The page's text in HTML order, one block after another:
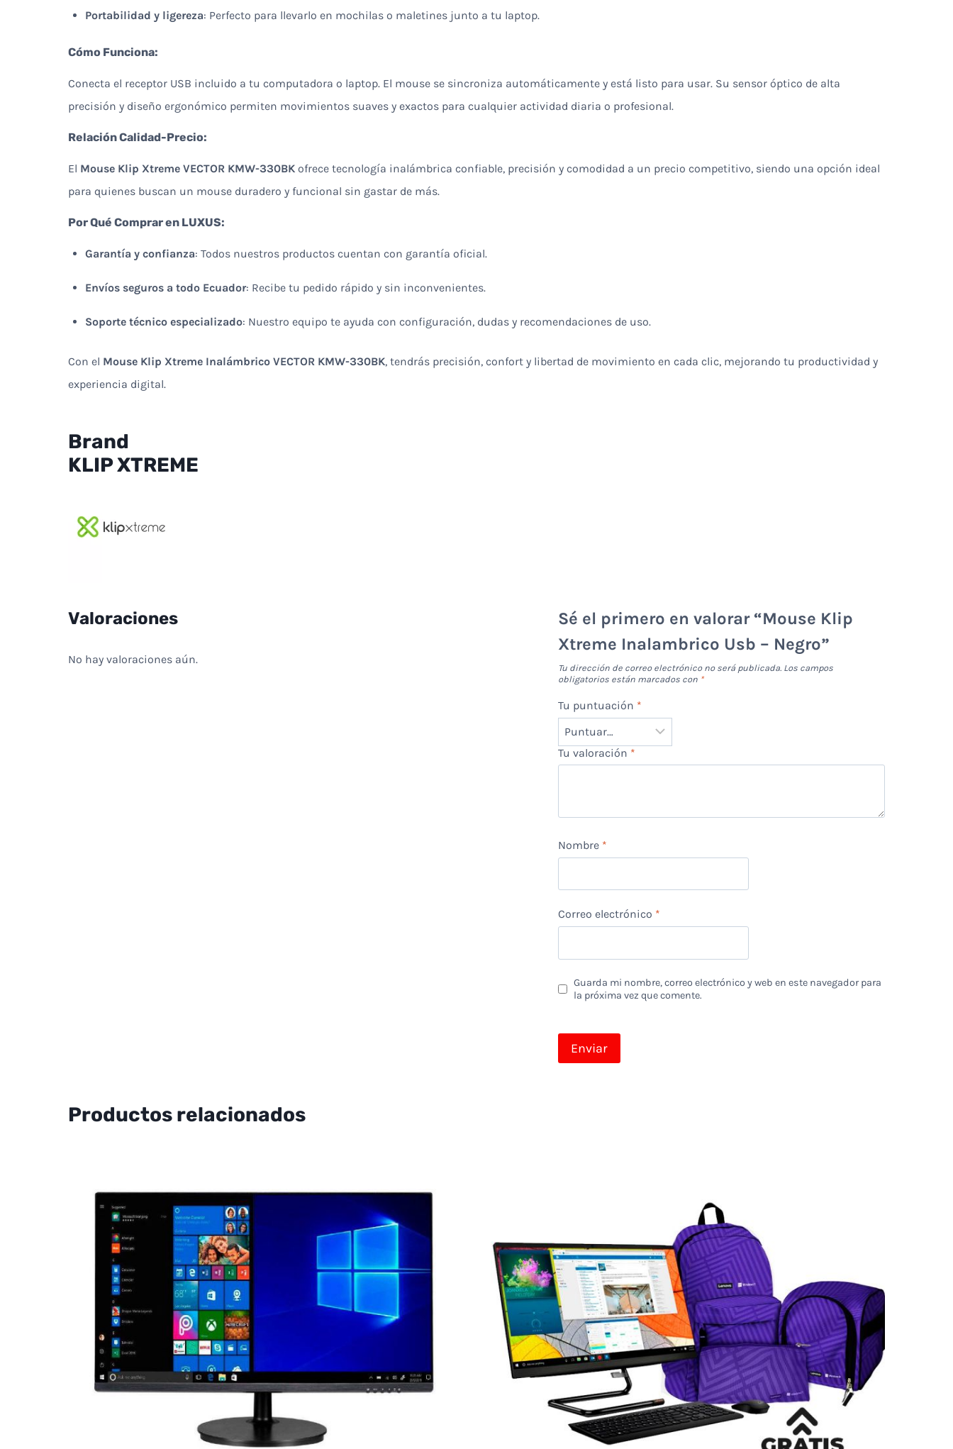
Portabilidad y ligereza: Perfecto para llevarlo en mochilas o maletines junto a tu laptop.
Cómo Funciona:
Conecta el receptor USB incluido a tu computadora o laptop. El mouse se sincroniza automáticamente y está listo para usar. Su sensor óptico de alta
precisión y diseño ergonómico permiten movimientos suaves y exactos para cualquier actividad diaria o profesional.
Relación Calidad-Precio:
El Mouse Klip Xtreme VECTOR KMW-330BK ofrece tecnología inalámbrica confiable, precisión y comodidad a un precio competitivo, siendo una opción ideal
para quienes buscan un mouse duradero y funcional sin gastar de más.
Por Qué Comprar en LUXUS:
Garantía y confianza: Todos nuestros productos cuentan con garantía oficial.
Envíos seguros a todo Ecuador: Recibe tu pedido rápido y sin inconvenientes.
Soporte técnico especializado: Nuestro equipo te ayuda con configuración, dudas y recomendaciones de uso.
Con el Mouse Klip Xtreme Inalámbrico VECTOR KMW-330BK, tendrás precisión, confort y libertad de movimiento en cada clic, mejorando tu productividad y
experiencia digital.
Brand
KLIP XTREME
Valoraciones
No hay valoraciones aún.
Sé el primero en valorar “Mouse Klip
Xtreme Inalambrico Usb – Negro”
Tu dirección de correo electrónico no será publicada. Los campos
obligatorios están marcados con *
Tu puntuación *
Tu valoración *
Nombre *
Correo electrónico *
Guarda mi nombre, correo electrónico y web en este navegador para
la próxima vez que comente.
Productos relacionados